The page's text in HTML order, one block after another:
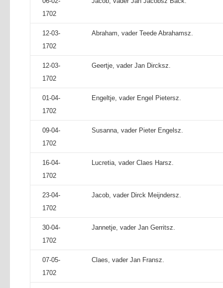
1702
12-03-
1702
Abraham, vader Teede Abrahamsz.
12-03-
1702
Geertje, vader Jan Dircksz.
01-04-
1702
Engeltje, vader Engel Pietersz.
09-04-
1702
Susanna, vader Pieter Engelsz.
16-04-
1702
Lucretia, vader Claes Harsz.
23-04-
1702
Jacob, vader Dirck Meijndersz.
30-04-
1702
Jannetje, vader Jan Gerritsz.
07-05-
1702
Claes, vader Jan Fransz.